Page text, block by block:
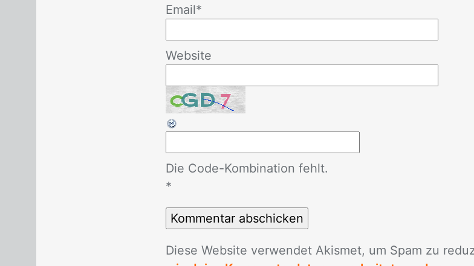
Email*
Website
Die Code-Kombination fehlt.
*
Die­se Web­site ver­wen­det Akis­met, um Spam zu